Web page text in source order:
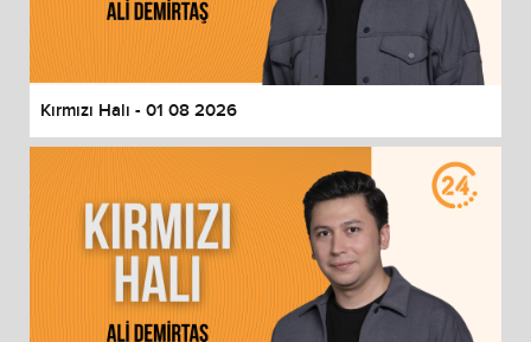
End of dialog window.
Kırmızı Halı - 01 08 2026